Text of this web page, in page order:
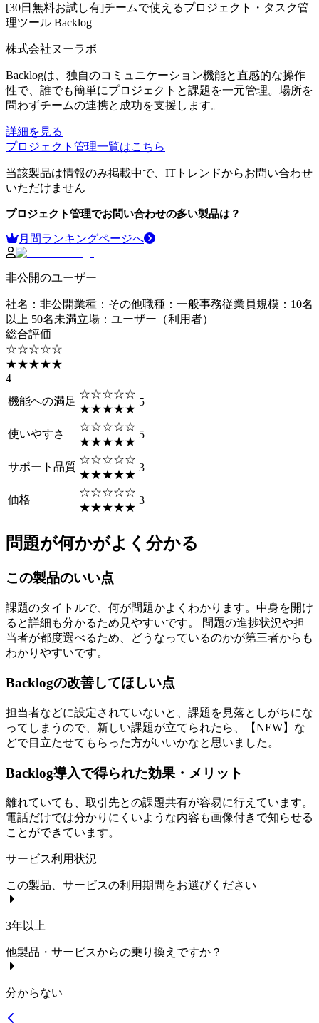
[30日無料お試し有]チームで使えるプロジェクト・タスク管
理ツール Backlog
株式会社ヌーラボ
Backlogは、独自のコミュニケーション機能と直感的な操作
性で、誰でも簡単にプロジェクトと課題を一元管理。場所を
問わずチームの連携と成功を支援します。
詳細を見る
プロジェクト管理一覧はこちら
当該製品は情報のみ掲載中で、ITトレンドからお問い合わせ
いただけません
プロジェクト管理でお問い合わせの多い製品は？
月間ランキングページへ
非公開のユーザー
社名 ： 非公開業種 ： その他職種 ： 一般事務従業員規模 ： 10名
以上 50名未満立場 ： ユーザー（利用者）
総合評価
☆☆☆☆☆
★★★★★
4
機能への満足
☆☆☆☆☆
★★★★★
5
使いやすさ
☆☆☆☆☆
★★★★★
5
サポート品質
☆☆☆☆☆
★★★★★
3
価格
☆☆☆☆☆
★★★★★
3
問題が何かがよく分かる
この製品のいい点
課題のタイトルで、何が問題かよくわかります。中身を開け
ると詳細も分かるため見やすいです。 問題の進捗状況や担
当者が都度選べるため、どうなっているのかが第三者からも
わかりやすいです。
Backlogの改善してほしい点
担当者などに設定されていないと、課題を見落としがちにな
ってしまうので、新しい課題が立てられたら、【NEW】な
どで目立たせてもらった方がいいかなと思いました。
Backlog導入で得られた効果・メリット
離れていても、取引先との課題共有が容易に行えています。
電話だけでは分かりにくいような内容も画像付きで知らせる
ことができています。
サービス利用状況
この製品、サービスの利用期間をお選びください
3年以上
他製品・サービスからの乗り換えですか？
分からない